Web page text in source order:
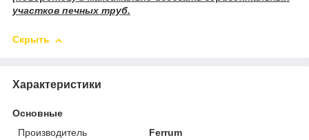
участков печных труб.
Скрыть
Характеристики
Основные
Производитель
Ferrum